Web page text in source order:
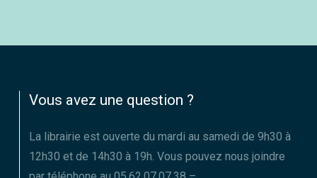
Vous avez une question ?
La librairie est ouverte du mardi au samedi de 9h30 à
12h30 et de 14h30 à 19h. Vous pouvez nous joindre